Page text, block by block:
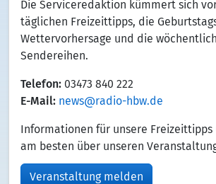
Die Serviceredaktion kümmert sich
täglichen Freizeittipps, die
Wettervorhersage und die
Sendereihen.
Telefon: 03473 840 222
E-Mail: news@radio-hbw.de
Informationen für unsere
am besten über unseren
Veranstaltung melden